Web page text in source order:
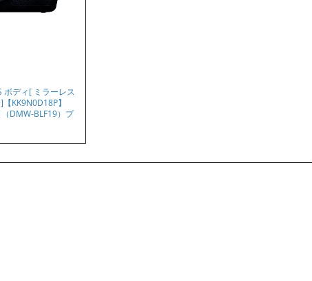
ボディ[ ミラーレス
KK9N0D18P】
DMW-BLF19）プ